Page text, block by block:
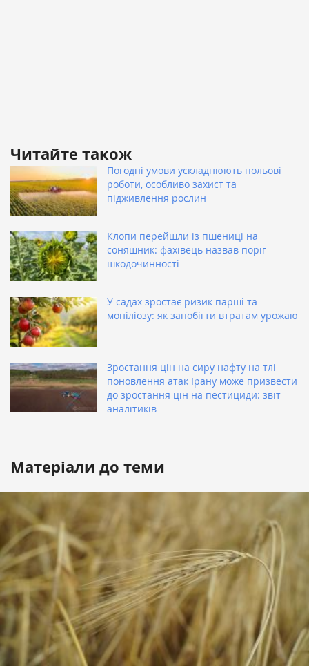
Читайте також
Погодні умови ускладнюють польові
роботи, особливо захист та
підживлення рослин
Клопи перейшли із пшениці на
соняшник: фахівець назвав поріг
шкодочинності
У садах зростає ризик парші та
моніліозу: як запобігти втратам урожаю
Зростання цін на сиру нафту на тлі
поновлення атак Ірану може призвести
до зростання цін на пестициди: звіт
аналітиків
Матеріали до теми